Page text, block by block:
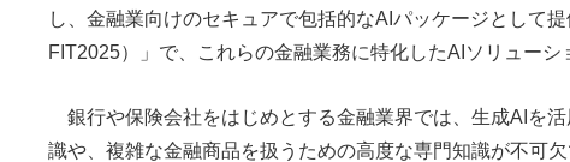
し、金融業向けのセキュアで包括的なAIパッケージとして
FIT2025）」で、これらの金融業務に特化したAIソリューシ
銀行や保険会社をはじめとする金融業界では、生成AIを
識や、複雑な金融商品を扱うための高度な専門知識が不可